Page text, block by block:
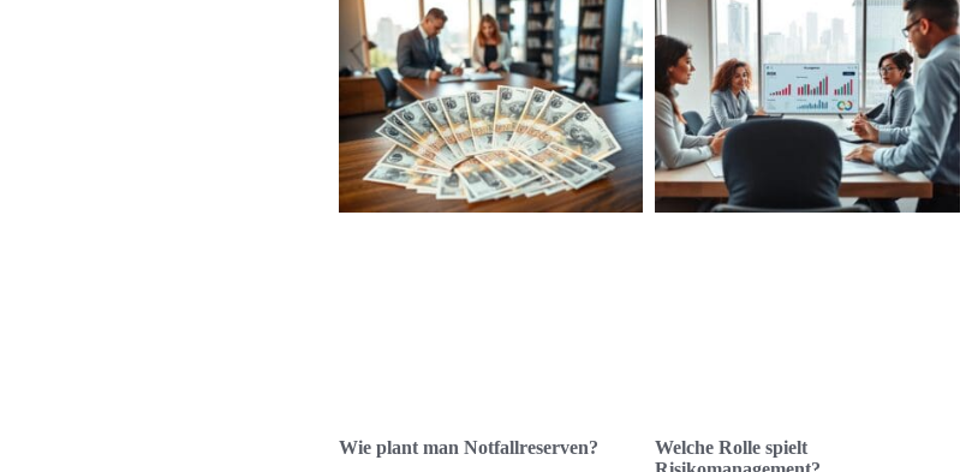
Wie plant man Notfallreserven?
Welche Rolle spielt